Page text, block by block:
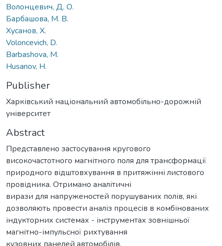
Волонцевич, Д. О.
Барбашова, М. В.
Хусанов, Х.
Voloncevich, D.
Barbashova, M.
Husanov, H.
Publisher
Харківський національний автомобільно-дорожній
університет
Abstract
Представлено застосування кругового
високочастотного магнітного поля для трансформації
природного відштовхування в притяжінні листового
провідника. Отримано аналітичні
вирази для напруженостей порушуваних полів, які
дозволяють провести аналіз процесів в комбінованих
індукторних системах - інструментах зовнішньої
магнітно-імпульсної рихтування